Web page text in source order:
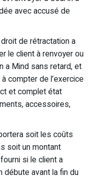
avec accusé de
de rétractation a
le client à renvoyer ou
a Mind sans retard, et
compter de l’exercice
et complet état
accessoires,
soit les coûts
soit un montant
si le client a
débute avant la fin du